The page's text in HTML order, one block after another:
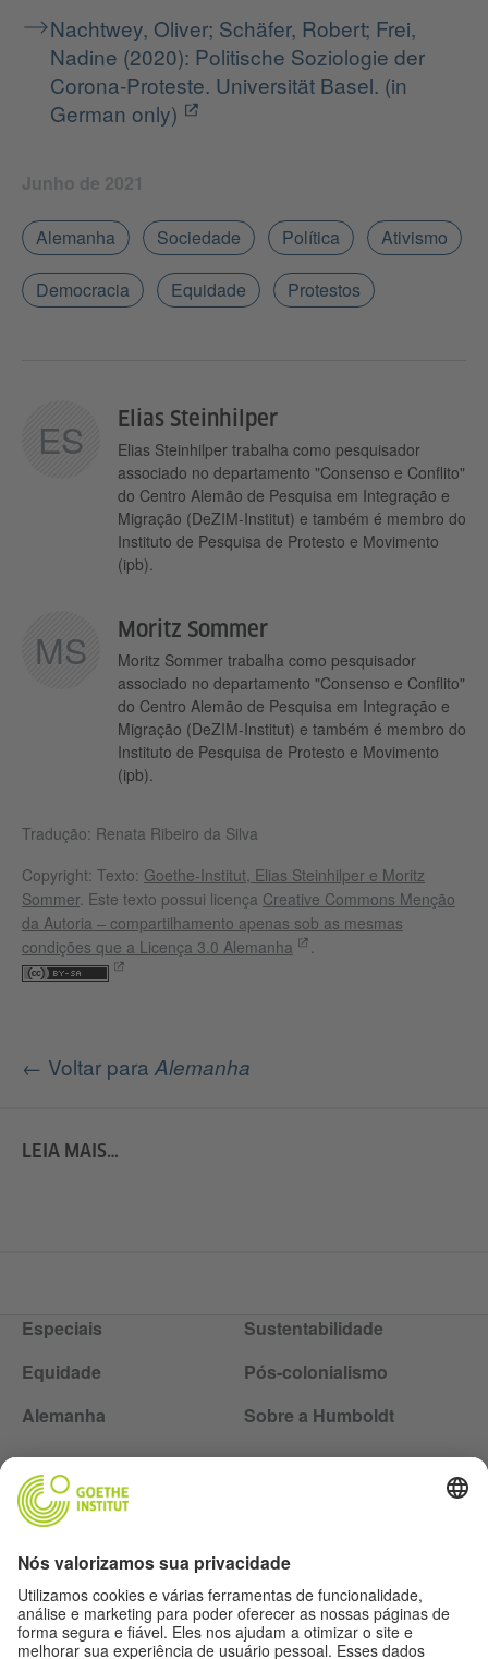
Nachtwey, Oliver; Schäfer, Robert; Frei,
Nadine (2020): Politische Soziologie der
Corona-Proteste. Universität Basel. (in
German only)
Junho de 2021
Alemanha Sociedade Política Ativismo
Democracia Equidade Protestos
ES Elias Steinhilper
Elias Steinhilper trabalha como pesquisador
associado no departamento "Consenso e Conflito"
do Centro Alemão de Pesquisa em Integração e
Migração (DeZIM-Institut) e também é membro do
Instituto de Pesquisa de Protesto e Movimento
(ipb).
MS Moritz Sommer
Moritz Sommer trabalha como pesquisador
associado no departamento "Consenso e Conflito"
do Centro Alemão de Pesquisa em Integração e
Migração (DeZIM-Institut) e também é membro do
Instituto de Pesquisa de Protesto e Movimento
(ipb).
Tradução: Renata Ribeiro da Silva
Copyright: Texto: Goethe-Institut, Elias Steinhilper e Moritz
Sommer . Este texto possui licença Creative Commons Menção
da Autoria – compartilhamento apenas sob as mesmas
condições que a Licença 3.0 Alemanha
← Voltar para Alemanha
LEIA MAIS…
Especiais
Sustentabilidade
Equidade
Pós-colonialismo
Alemanha
Sobre a Humboldt
Expediente
Proteção de dados
Siga a revista Humboldt nas redes sociais